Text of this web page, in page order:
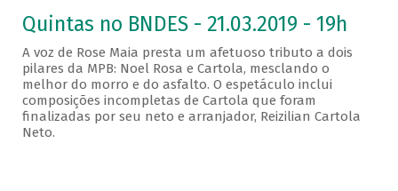
Quintas no BNDES - 21.03.2019 - 19h
A voz de Rose Maia presta um afetuoso tributo a dois
pilares da MPB: Noel Rosa e Cartola, mesclando o
melhor do morro e do asfalto. O espetáculo inclui
composições incompletas de Cartola que foram
finalizadas por seu neto e arranjador, Reizilian Cartola
Neto.